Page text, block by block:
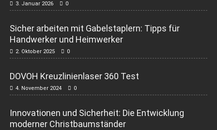
3. Januar 2026 0
Sicher arbeiten mit Gabelstaplern: Tipps für
Handwerker und Heimwerker
2. Oktober 2025 0
DOVOH Kreuzlinienlaser 360 Test
4. November 2024 0
Innovationen und Sicherheit: Die Entwicklung
moderner Christbaumständer